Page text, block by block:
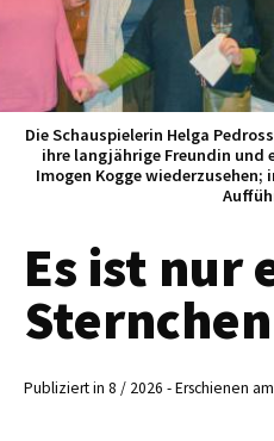
Die Schauspielerin Helga
ihre langjährige Freundin und
Imogen Kogge wiederzusehen;
Es ist nur
Sternchen
Publiziert in 8 / 2026 - Erschienen